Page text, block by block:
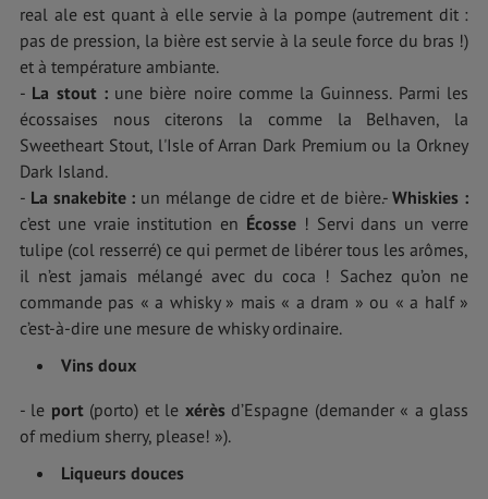
real ale est quant à elle servie à la pompe (autrement dit :
pas de pression, la bière est servie à la seule force du bras !)
et à température ambiante.
- La stout :une bière noire comme la Guinness. Parmi les
écossaises nous citerons la comme la Belhaven, la
Sweetheart Stout, l'Isle of Arran Dark Premium ou la Orkney
Dark Island.
- La snakebite : un mélange de cidre et de bière.-Whiskies :
c’est une vraie institution en Écosse ! Servi dans un verre
tulipe (col resserré) ce qui permet de libérer tous les arômes,
il n’est jamais mélangé avec du coca ! Sachez qu’on ne
commande pas « a whisky » mais « a dram » ou « a half »
c’est-à-dire une mesure de whisky ordinaire.
Vins doux
- le port (porto) et le xérèsd’Espagne (demander « a glass
of medium sherry, please! »).
Liqueurs douces